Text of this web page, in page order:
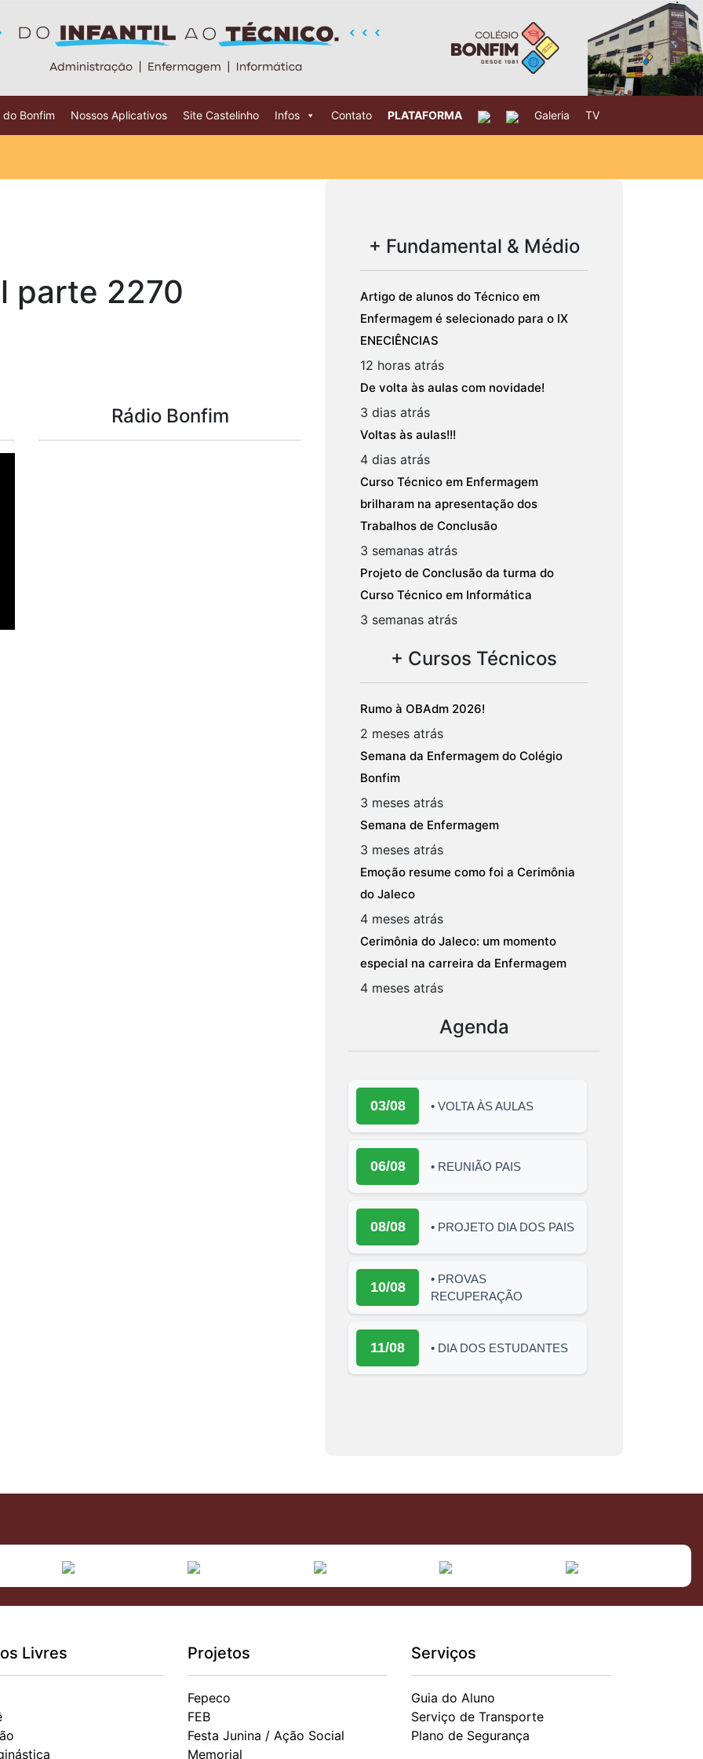
do Bonfim Nossos Aplicativos Site Castelinho Infos Contato PLATAFORMA Galeria TV
parte 2270
Rádio Bonfim
+ Fundamental & Médio
Artigo de alunos do Técnico em
Enfermagem é selecionado para o IX
ENECIÊNCIAS
12 horas atrás
De volta às aulas com novidade!
3 dias atrás
Voltas às aulas!!!
4 dias atrás
Curso Técnico em Enfermagem
brilharam na apresentação dos
Trabalhos de Conclusão
3 semanas atrás
Projeto de Conclusão da turma do
Curso Técnico em Informática
3 semanas atrás
+ Cursos Técnicos
Rumo à OBAdm 2026!
2 meses atrás
Semana da Enfermagem do Colégio
Bonfim
3 meses atrás
Semana de Enfermagem
3 meses atrás
Emoção resume como foi a Cerimônia
do Jaleco
4 meses atrás
Cerimônia do Jaleco: um momento
especial na carreira da Enfermagem
4 meses atrás
Agenda
03/08 • VOLTA ÀS AULAS
06/08 • REUNIÃO PAIS
08/08 • PROJETO DIA DOS PAIS
10/08
• PROVAS
RECUPERAÇÃO
11/08 • DIA DOS ESTUDANTES
Livres Projetos
Fepeco
FEB
Festa Junina / Ação Social
Memorial
Serviços
Guia do Aluno
Serviço de Transporte
Plano de Segurança